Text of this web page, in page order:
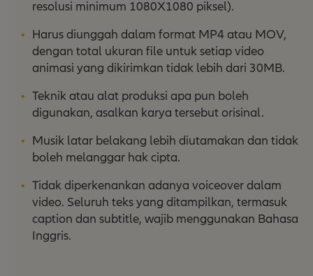
resolusi minimum 1080X1080 piksel).
Harus diunggah dalam format MP4 atau MOV,
dengan total ukuran file untuk setiap video
animasi yang dikirimkan tidak lebih dari 30MB.
Teknik atau alat produksi apa pun boleh
digunakan, asalkan karya tersebut orisinal.
Musik latar belakang lebih diutamakan dan tidak
boleh melanggar hak cipta.
Tidak diperkenankan adanya voiceover dalam
video. Seluruh teks yang ditampilkan, termasuk
caption dan subtitle, wajib menggunakan Bahasa
Inggris.